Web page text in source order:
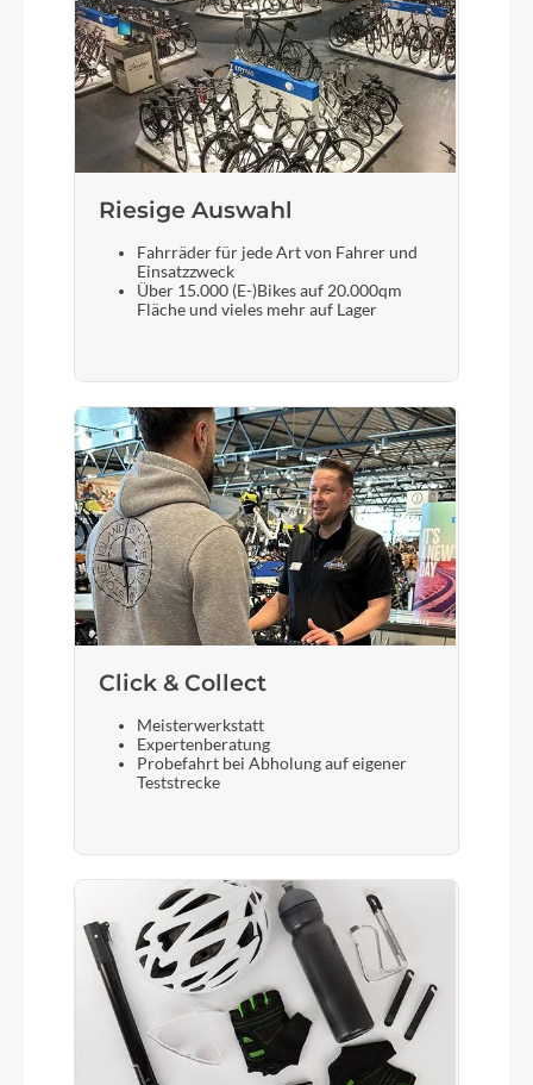
MonkeyLink Twinlight
Vorderrad Nabe
SHIMANO HB-MT400-B Center Lock
Gewicht
21,95kg (ohne Akku)
Scheinwerfer
Akku
750 Wh
Schalthebel
SHIMANO Deore SL-M4100 mit I-Spec EV
TRP Slate
Steuersatz
acros AZX-262 310.52.570R1
Sattel
prologo Proxim 400 wide
Gabel
BULLS Lytro 34 Air LOR, 1.8 Steerer, Boost 120
mm
Riesige Auswahl
Fahrräder für jede Art von Fahrer und
Einsatzzweck
Über 15.000 (E-)Bikes auf 20.000qm
Fläche und vieles mehr auf Lager
Click & Collect
Meisterwerkstatt
Expertenberatung
Probefahrt bei Abholung auf eigener
Teststrecke